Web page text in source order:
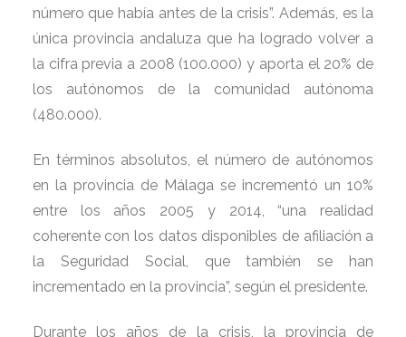
número que había antes de la crisis”. Además, es la
única provincia andaluza que ha logrado volver a
la cifra previa a 2008 (100.000) y aporta el 20% de
los autónomos de la comunidad autónoma
(480.000).
En términos absolutos, el número de autónomos
en la provincia de Málaga se incrementó un 10%
entre los años 2005 y 2014, “una realidad
coherente con los datos disponibles de afiliación a
la Seguridad Social, que también se han
incrementado en la provincia”, según el presidente.
Durante los años de la crisis, la provincia de